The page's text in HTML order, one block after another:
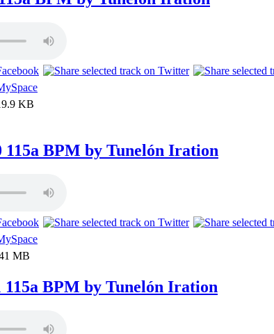
KB
115a BPM by Tunelón Iration
MB
115a BPM by Tunelón Iration